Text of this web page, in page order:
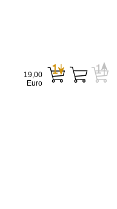
19,00
Euro